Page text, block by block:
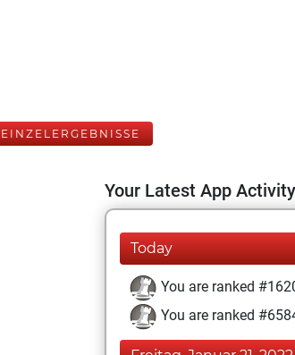
EINZELERGEBNISSE
Your Latest App Activity
Today
You are ranked
You are ranked